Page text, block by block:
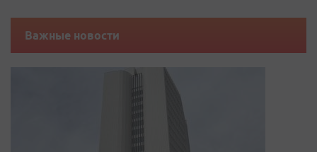
Важные новости